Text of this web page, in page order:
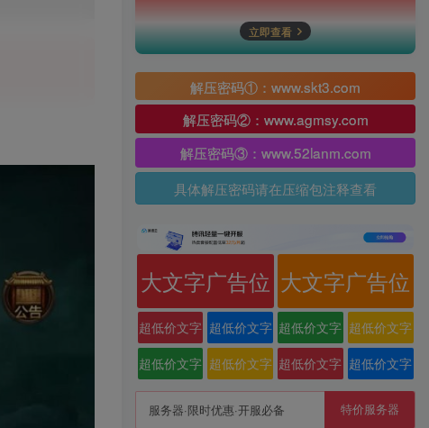
立即查看
解压密码①：www.skt3.com
解压密码②：www.agmsy.com
解压密码③：www.52lanm.com
具体解压密码请在压缩包注释查看
大文字广告位 大文字广告位
超低价文字
广告位
超低价文字
广告位
超低价文字
广告位
超低价文字
广告位
超低价文字
广告位
超低价文字
广告位
超低价文字
广告位
超低价文字
广告位
服务器·限时优惠·开服必备 特价服务器